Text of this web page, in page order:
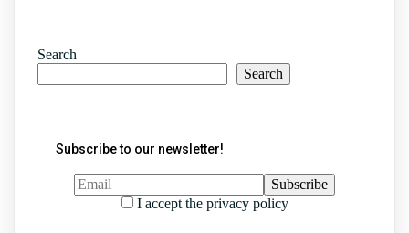
Search
Search
Subscribe to our newsletter!
I accept the privacy policy